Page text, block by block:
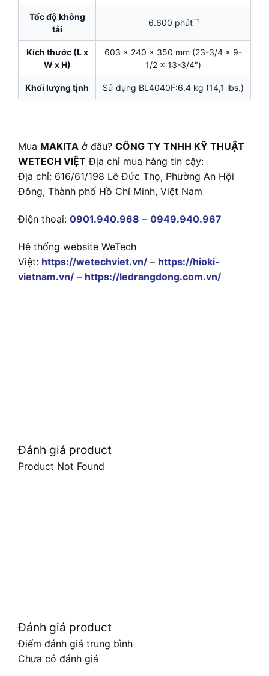
Tốc độ không
tải
6.600 phútˉ¹
Kích thước (L x
W x H)
603 x 240 x 350 mm (23-3/4 x 9-
1/2 x 13-3/4″)
Khối lượng tịnh Sử dụng BL4040F:6,4 kg (14,1 lbs.)
Mua MAKITA ở đâu? CÔNG TY TNHH KỸ THUẬT
WETECH VIỆT Địa chỉ mua hàng tin cậy:
Địa chỉ: 616/61/198 Lê Đức Thọ, Phường An Hội
Đông, Thành phố Hồ Chí Minh, Việt Nam
Điện thoại: 0901.940.968 – 0949.940.967
Hệ thống website WeTech
Việt: https://wetechviet.vn/ – https://hioki-
vietnam.vn/ – https://ledrangdong.com.vn/
Đánh giá product
Product Not Found
Đánh giá product
Điểm đánh giá trung bình
Chưa có đánh giá